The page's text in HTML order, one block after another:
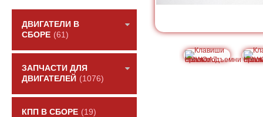
ДВИГАТЕЛИ В
СБОРЕ (61)
ЗАПЧАСТИ ДЛЯ
ДВИГАТЕЛЕЙ (1076)
КПП В СБОРЕ (19)